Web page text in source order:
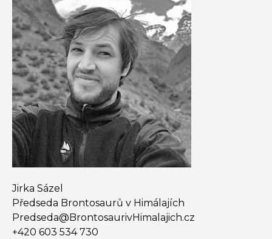
Jirka Sázel
Předseda Brontosaurů v Himálajích
Predseda@​BrontosaurivHimalajich.cz
+420 603 534 730